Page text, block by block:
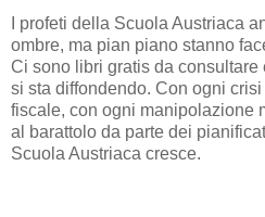
I profeti della Scuola Austriaca
ombre, ma pian piano stanno
Ci sono libri gratis da
si sta diffondendo. Con ogni
fiscale, con ogni manipolazione
al barattolo da parte dei
Scuola Austriaca cresce.